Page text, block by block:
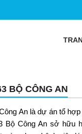
BỘ CÔNG AN
Anlà dự án tổ hợp
Bộ Công An sở hữu